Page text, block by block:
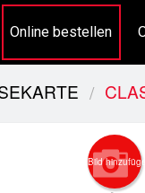
Online bestellen
Bild